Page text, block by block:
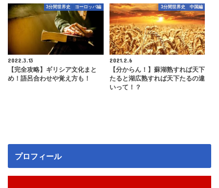
3分間世界史 ヨーロッパ編
2022.3.13
【完全攻略】ギリシア文化まと
め！語呂合わせや覚え方も！
3分間世界史 中国編
2021.2.6
【分からん！】蘇湖熟すれば天下
たると湖広熟すれば天下たるの違
いって！？
プロフィール